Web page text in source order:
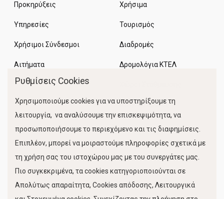
Προκηρύξεις
Υπηρεσίες
Χρήσιμοι Σύνδεσμοι
Αιτήματα
Χρήσιμα
Τουρισμός
Διαδρομές
Δρομολόγια ΚΤΕΛ
Κίνηση Λιμένος
Ρυθμίσεις Cookies
Χρησιμοποιούμε cookies για να υποστηρίξουμε τη
λειτουργία, να αναλύσουμε την επισκεψιμότητα, να
προσωποποιήσουμε το περιεχόμενο και τις διαφημίσεις.
Επιπλέον, μπορεί να μοιραστούμε πληροφορίες σχετικά με
τη χρήση σας του ιστοχώρου μας με του συνεργάτες μας.
Πιο συγκεκριμένα, τα cookies κατηγοριοποιούνται σε
Απολύτως απαραίτητα, Cookies απόδοσης, Λειτουργικά